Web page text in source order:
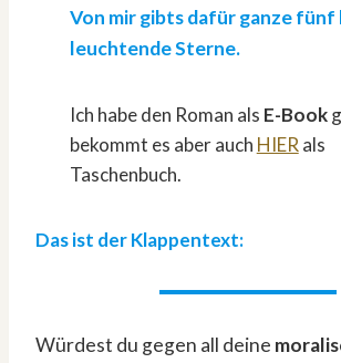
Von mir gibts dafür ganze fünf
leuchtende Sterne.
Ich habe den Roman als E-Book
bekommt es aber auch HIER als
Taschenbuch.
Das ist der Klappentext:
Würdest du gegen all deine